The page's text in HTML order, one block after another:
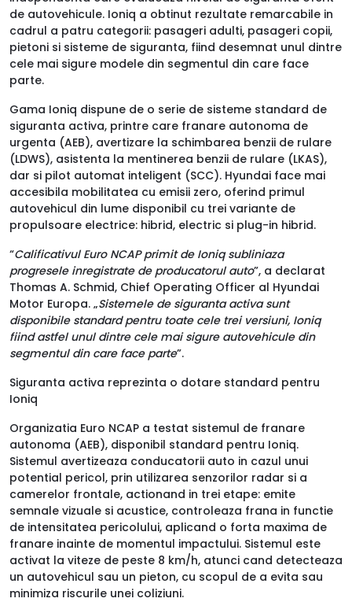
de autovehicule. Ioniq a obtinut rezultate remarcabile in
cadrul a patru categorii: pasageri adulti, pasageri copii,
pietoni si sisteme de siguranta, fiind desemnat unul dintre
cele mai sigure modele din segmentul din care face
parte.
Gama Ioniq dispune de o serie de sisteme standard de
siguranta activa, printre care franare autonoma de
urgenta (AEB), avertizare la schimbarea benzii de rulare
(LDWS), asistenta la mentinerea benzii de rulare (LKAS),
dar si pilot automat inteligent (SCC). Hyundai face mai
accesibila mobilitatea cu emisii zero, oferind primul
autovehicul din lume disponibil cu trei variante de
propulsoare electrice: hibrid, electric si plug-in hibrid.
“Calificativul Euro NCAP primit de Ioniq subliniaza
progresele inregistrate de producatorul auto”, a declarat
Thomas A. Schmid, Chief Operating Officer al Hyundai
Motor Europa. „Sistemele de siguranta activa sunt
disponibile standard pentru toate cele trei versiuni, Ioniq
fiind astfel unul dintre cele mai sigure autovehicule din
segmentul din care face parte”.
Siguranta activa reprezinta o dotare standard pentru
Ioniq
Organizatia Euro NCAP a testat sistemul de franare
autonoma (AEB), disponibil standard pentru Ioniq.
Sistemul avertizeaza conducatorii auto in cazul unui
potential pericol, prin utilizarea senzorilor radar si a
camerelor frontale, actionand in trei etape: emite
semnale vizuale si acustice, controleaza frana in functie
de intensitatea pericolului, aplicand o forta maxima de
franare inainte de momentul impactului. Sistemul este
activat la viteze de peste 8 km/h, atunci cand detecteaza
un autovehicul sau un pieton, cu scopul de a evita sau
minimiza riscurile unei coliziuni.